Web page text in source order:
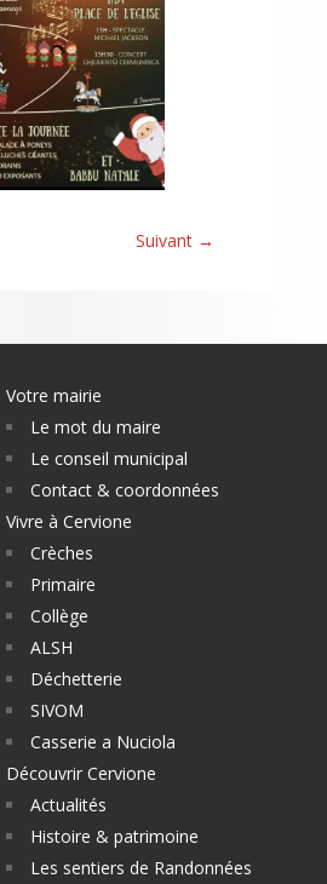
Suivant →
Votre mairie
Le mot du maire
Le conseil municipal
Contact & coordonnées
Vivre à Cervione
Crèches
Primaire
Collège
ALSH
Déchetterie
SIVOM
Casserie a Nuciola
Découvrir Cervione
Actualités
Histoire & patrimoine
Les sentiers de Randonnées